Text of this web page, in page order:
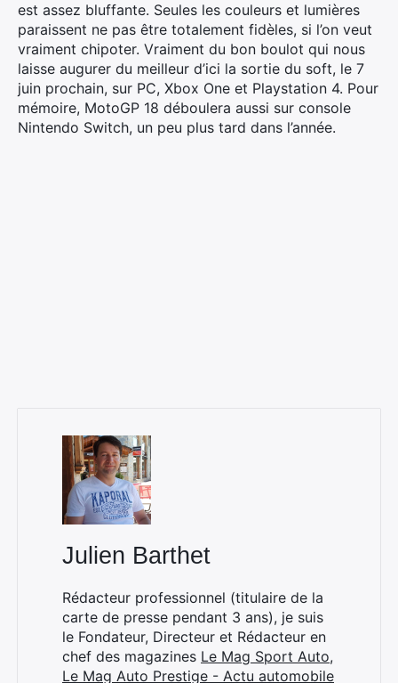
est assez bluffante. Seules les couleurs et lumières
paraissent ne pas être totalement fidèles, si l’on veut
vraiment chipoter. Vraiment du bon boulot qui nous
laisse augurer du meilleur d’ici la sortie du soft, le 7
juin prochain, sur PC, Xbox One et Playstation 4. Pour
mémoire, MotoGP 18 déboulera aussi sur console
Nintendo Switch, un peu plus tard dans l’année.
Julien Barthet
Rédacteur professionnel (titulaire de la
carte de presse pendant 3 ans), je suis
le Fondateur, Directeur et Rédacteur en
chef des magazines Le Mag Sport Auto,
Le Mag Auto Prestige - Actu automobile